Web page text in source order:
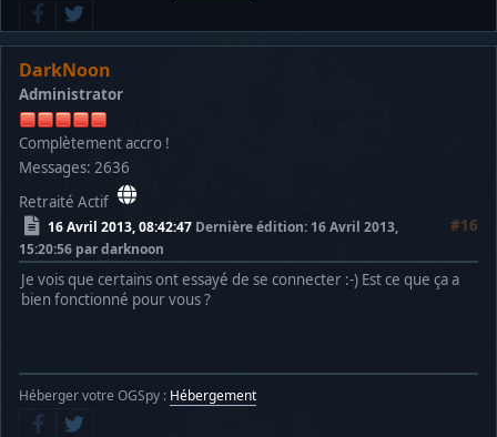
DarkNoon
Administrator
Complètement accro !
Messages: 2636
Retraité Actif
16 Avril 2013, 08:42:47 #16
Dernière édition: 16 Avril 2013,
15:20:56 par darknoon
Je vois que certains ont essayé de se connecter :-) Est ce que ça a
bien fonctionné pour vous ?
Héberger votre OGSpy : Hébergement